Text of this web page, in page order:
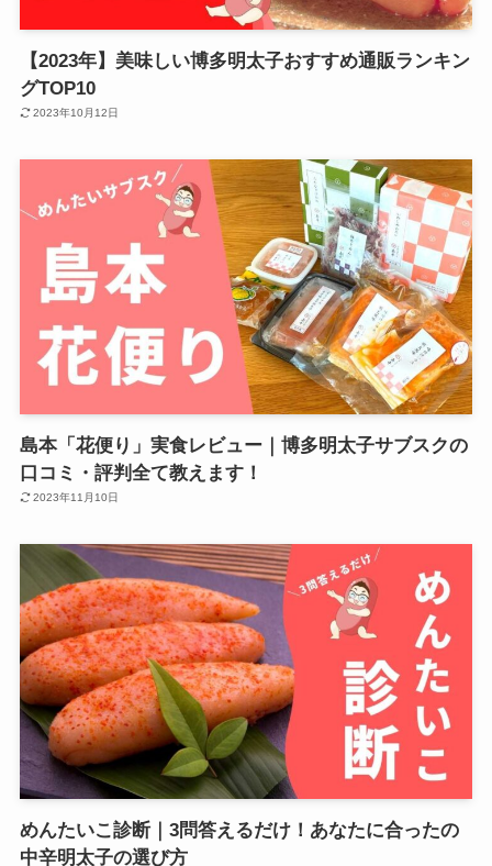
【2023年】美味しい博多明太子おすすめ通販ランキン
グTOP10
2023年10月12日
島本「花便り」実食レビュー｜博多明太子サブスクの
口コミ・評判全て教えます！
2023年11月10日
めんたいこ診断｜3問答えるだけ！あなたに合ったの
中辛明太子の選び方